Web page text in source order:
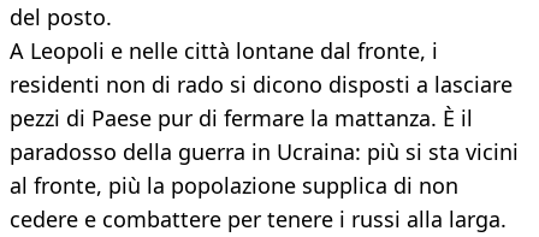
del posto.
A Leopoli e nelle città lontane dal fronte, i
residenti non di rado si dicono disposti a lasciare
pezzi di Paese pur di fermare la mattanza. È il
paradosso della guerra in Ucraina: più si sta vicini
al fronte, più la popolazione supplica di non
cedere e combattere per tenere i russi alla larga.